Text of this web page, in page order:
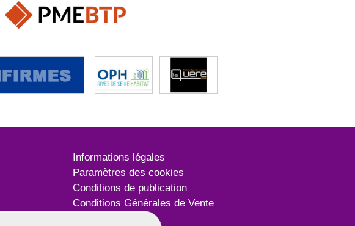
Informations légales
Paramètres des cookies
Conditions de publication
Conditions Générales de Vente